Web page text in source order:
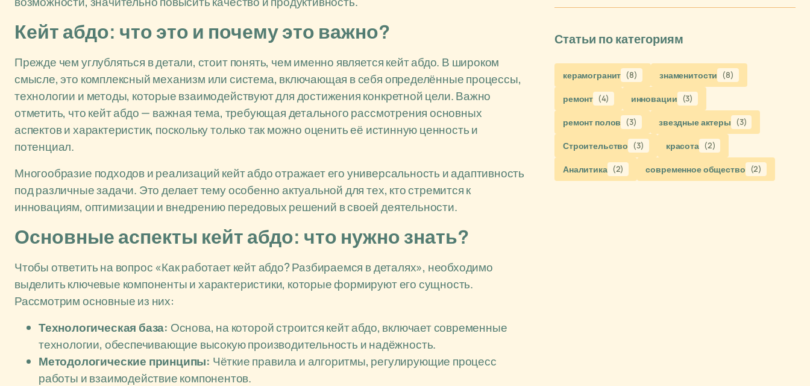
Кейт абдо: что это и почему это важно?
Прежде чем углубляться в детали, стоит понять, чем именно является кейт абдо. В широком
смысле, это комплексный механизм или система, включающая в себя определённые процессы,
технологии и методы, которые взаимодействуют для достижения конкретной цели. Важно
отметить, что кейт абдо — важная тема, требующая детального рассмотрения основных
аспектов и характеристик, поскольку только так можно оценить её истинную ценность и
потенциал.
Многообразие подходов и реализаций кейт абдо отражает его универсальность и адаптивность
под различные задачи. Это делает тему особенно актуальной для тех, кто стремится к
инновациям, оптимизации и внедрению передовых решений в своей деятельности.
Основные аспекты кейт абдо: что нужно знать?
Чтобы ответить на вопрос «Как работает кейт абдо? Разбираемся в деталях», необходимо
выделить ключевые компоненты и характеристики, которые формируют его сущность.
Рассмотрим основные из них:
Технологическая база: Основа, на которой строится кейт абдо, включает современные
технологии, обеспечивающие высокую производительность и надёжность.
Методологические принципы: Чёткие правила и алгоритмы, регулирующие процесс
работы и взаимодействие компонентов.
Статьи по категориям
керамогранит (8) знаменитости (8)
ремонт (4) инновации (3)
ремонт полов (3) звездные актеры (3)
Строительство (3) красота (2)
Аналитика (2) современное общество (2)